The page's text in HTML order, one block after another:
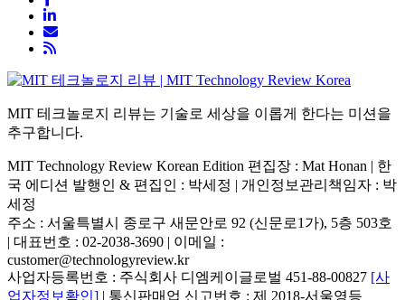
MIT 테크놀로지 리뷰는 기술로 세상을 이롭게 한다는 미션을
추구합니다.
MIT Technology Review Korean Edition 편집장 : Mat Honan | 한
국 에디션 발행인 & 편집인 : 박세정 | 개인정보관리책임자 : 박
세정
주소 : 서울특별시 종로구 새문안로 92 (신문로1가), 5층 503호
| 대표번호 : 02-2038-3690 | 이메일 :
customer@technologyreview.kr
사업자등록번호 : 주식회사 디엠케이글로벌 451-88-00827 [사
업자정보확인] | 통신판매업 신고번호 : 제 2018-서울영등